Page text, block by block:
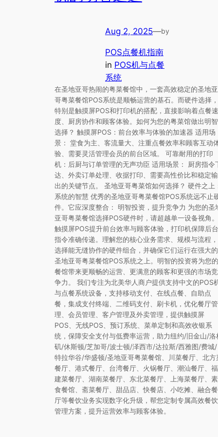
Aug 2, 2025—by
POS点餐机指南
in POS机与点餐
系统
在圣地亚哥热闹的粤菜餐馆中，一套高效稳定的圣地亚
哥粤菜餐馆POS系统是顺畅运营的基石。而硬件选择，
特别是触摸屏POS和打印机的搭配，直接影响着点餐速
度、厨房协作和顾客体验。如何为您的粤菜馆做出明智
选择？ 触摸屏POS：前台效率与体验的加速器 适用场
景： 堂食为主、客流量大、注重点餐效率和顾客互动
验、需要灵活管理会员的前台区域。 可靠耐用的打印
机：后厨与订单管理的无声功臣 适用场景： 厨房指令
达、外卖订单处理、收据打印、需要高性价比和稳定输
出的关键节点。 圣地亚哥粤菜馆如何选择？ 硬件之上
系统的智慧 优秀的圣地亚哥粤菜餐馆POS系统远不止
件。它应深度整合： 明智投资，提升竞争力 为您的圣
亚哥粤菜餐馆选择POS硬件时，请超越单一设备视角。
触摸屏POS提升前台效率与顾客体验，打印机保障后台
指令准确传递。理解您的核心业务需求、规模与流程，
选择能无缝协作的硬件组合，并确保它们运行在强大的
圣地亚哥粤菜餐馆POS系统之上。明智的投资将为您的
餐馆带来更顺畅的运营、更满意的顾客和更强的市场竞
争力。 我们专注为北美华人商户提供支持中文的POS
与点餐系统设备，支持移动支付、在线点餐、自助点
餐，集成支付终端、二维码支付、刷卡机，优化餐厅管
理、会员管理、客户管理及外卖管理，提供触摸屏
POS、无线POS、预订系统、菜单定制和高效收银系
统，保障安全支付与低费率运营，助力纽约/旧金山/洛
矶/休斯顿/芝加哥/波士顿/泽西市/达拉斯/西雅图/费城/
特拉华谷/华盛顿/圣地亚哥粤菜餐馆、川菜餐厅、北方
餐厅、港式餐厅、台湾餐厅、火锅餐厅、潮汕餐厅、福
建菜餐厅、湖南菜餐厅、东北菜餐厅、上海菜餐厅、素
食餐馆、斋菜餐厅、甜品店、快餐店、小吃摊、融合餐
厅等餐饮业务实现数字化升级，帮您定制专属高效餐饮
管理方案，提升运营效率与顾客体验。